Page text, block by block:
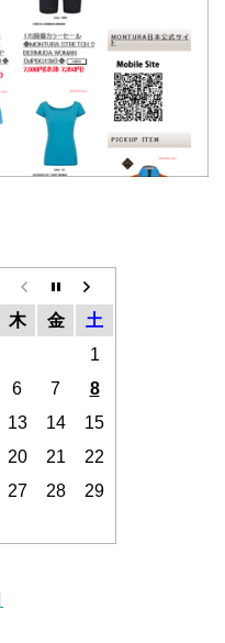
木 金
土
1
6 7
8
13 14
15
20 21
22
27 28
29